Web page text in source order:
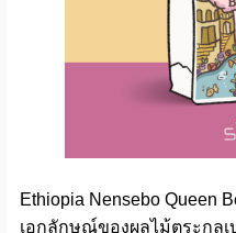
Ethiopia Nensebo Queen
เอกลักษณ์ของผลไม้ตระกูล